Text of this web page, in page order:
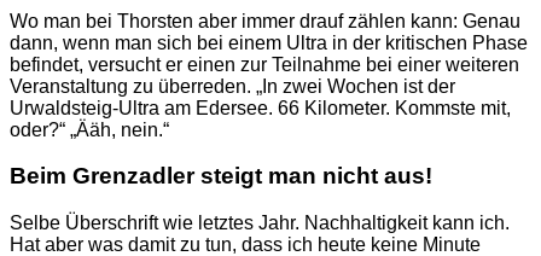
Wo man bei Thorsten aber immer drauf zählen kann: Genau
dann, wenn man sich bei einem Ultra in der kritischen Phase
befindet, versucht er einen zur Teilnahme bei einer weiteren
Veranstaltung zu überreden. „In zwei Wochen ist der
Urwaldsteig-Ultra am Edersee. 66 Kilometer. Kommste mit,
oder?“ „Ääh, nein.“
Beim Grenzadler steigt man nicht aus!
Selbe Überschrift wie letztes Jahr. Nachhaltigkeit kann ich.
Hat aber was damit zu tun, dass ich heute keine Minute